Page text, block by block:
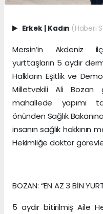
Erkek | Kadın (Haberi
Mersin’in Akdeniz
yurttaşların 5 aydır
Halkların Eşitlik ve
Milletvekili Ali Bozan
mahallede yapımı
önünden Sağlık
insanın sağlık
Hekimliğe doktor
BOZAN: “EN AZ 3 BİN
5 aydır bitirilmiş Aile